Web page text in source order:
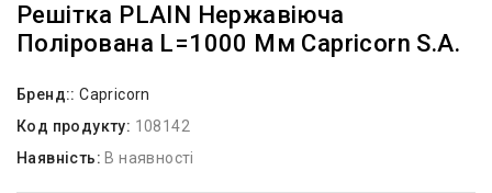
Решітка PLAIN Нержавіюча
Полірована L=1000 Мм Capricorn S.A.
Бренд::Capricorn
Код продукту: 108142
Наявність: В наявності